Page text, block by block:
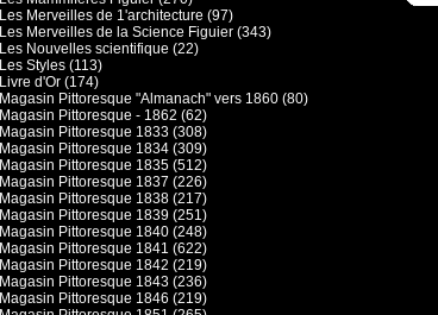
Les Merveilles de 1'architecture (97)
Les Merveilles de la Science Figuier (343)
Les Nouvelles scientifique (22)
Les Styles (113)
Livre d'Or (174)
Magasin Pittoresque "Almanach" vers 1860 (80)
Magasin Pittoresque - 1862 (62)
Magasin Pittoresque 1833 (308)
Magasin Pittoresque 1834 (309)
Magasin Pittoresque 1835 (512)
Magasin Pittoresque 1837 (226)
Magasin Pittoresque 1838 (217)
Magasin Pittoresque 1839 (251)
Magasin Pittoresque 1840 (248)
Magasin Pittoresque 1841 (622)
Magasin Pittoresque 1842 (219)
Magasin Pittoresque 1843 (236)
Magasin Pittoresque 1846 (219)